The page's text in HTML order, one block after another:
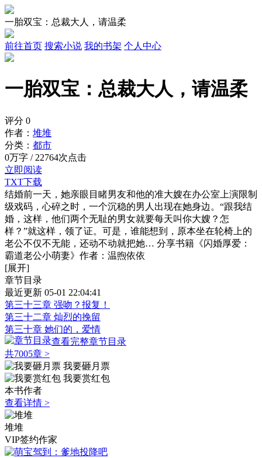
一胎双宝：总裁大人，请温柔
前往首页 搜索小说 我的书架 个人中心
一胎双宝：总裁大人，请温柔
评分 0
作者： 堆堆
分类： 都市
0万字 / 22764次点击
立即阅读
TXT下载
结婚前一天，她亲眼目睹男友和他的准大嫂在办公室上演限制
级戏码，心碎之时，一个沉稳的男人出现在她身边。“跟我结
婚，这样，他们两个无耻的男女就要每天叫你大嫂？怎
样？”就这样，领了证。可是，谁能想到，原本坐在轮椅上的
老公不仅不无能，还动不动就把她… 分享书籍《闪婚厚爱：
霸道老公小萌妻》作者：温煦依依
[展开]
章节目录
最近更新 05-01 22:04:41
第三十三章 强吻？报复！
第三十二章 灿烈的挽留
第三十章 她们的，爱情
查看完整章节目录
共7005章 >
我要砸月票
我要赏红包
本书作者
查看详情 >
堆堆
VIP签约作家